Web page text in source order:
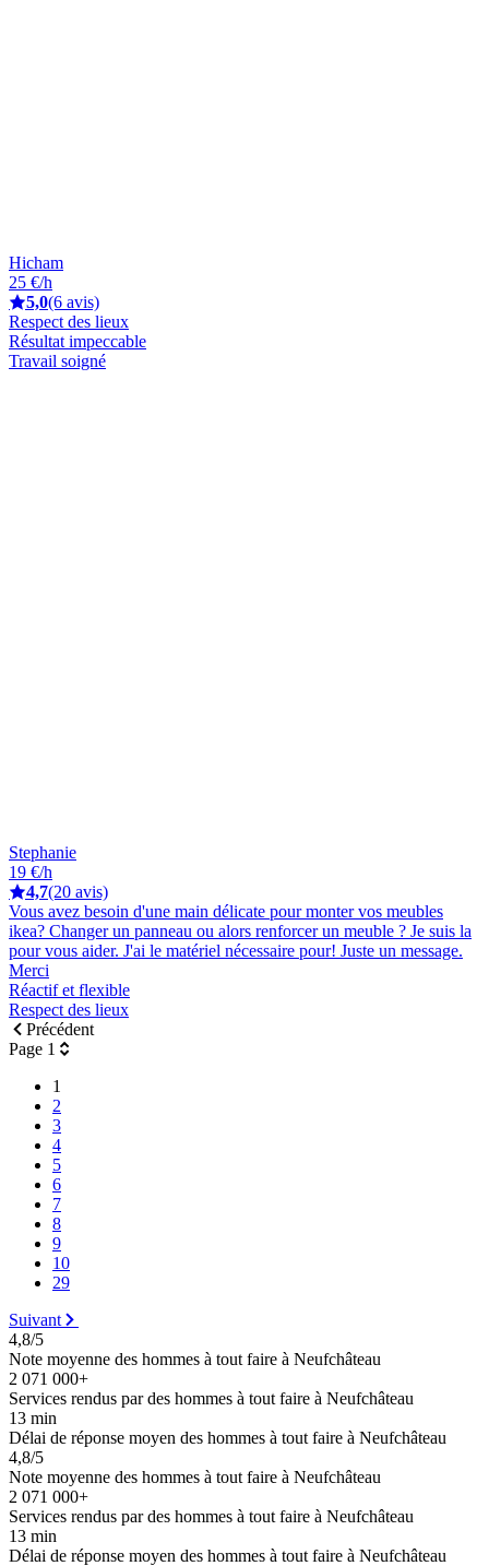
Hicham
25 €/h
5,0(6 avis)
Respect des lieux
Résultat impeccable
Travail soigné
Stephanie
19 €/h
4,7(20 avis)
Vous avez besoin d'une main délicate pour monter vos meubles
ikea? Changer un panneau ou alors renforcer un meuble ? Je suis la
pour vous aider. J'ai le matériel nécessaire pour! Juste un message.
Merci
Réactif et flexible
Respect des lieux
Précédent
Page 1
1
2
3
4
5
6
7
8
9
10
29
Suivant
4,8/5
Note moyenne des hommes à tout faire à Neufchâteau
2 071 000+
Services rendus par des hommes à tout faire à Neufchâteau
13 min
Délai de réponse moyen des hommes à tout faire à Neufchâteau
4,8/5
Note moyenne des hommes à tout faire à Neufchâteau
2 071 000+
Services rendus par des hommes à tout faire à Neufchâteau
13 min
Délai de réponse moyen des hommes à tout faire à Neufchâteau